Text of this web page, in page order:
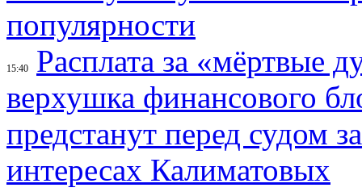
популярности
15:40
Расплата за «мёртвые
верхушка финансового
предстанут перед судом
интересах Калиматовых